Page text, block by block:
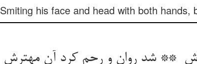
Smiting his face and head with both hands,